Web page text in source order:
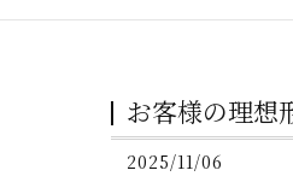
お客様の理想
2025/11/06